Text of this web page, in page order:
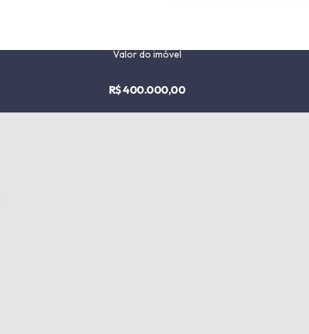
Valor do imóvel
R$ 400.000,00